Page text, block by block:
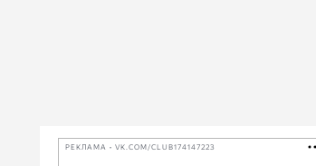
РЕКЛАМА • VK.COM/CLUB174147223